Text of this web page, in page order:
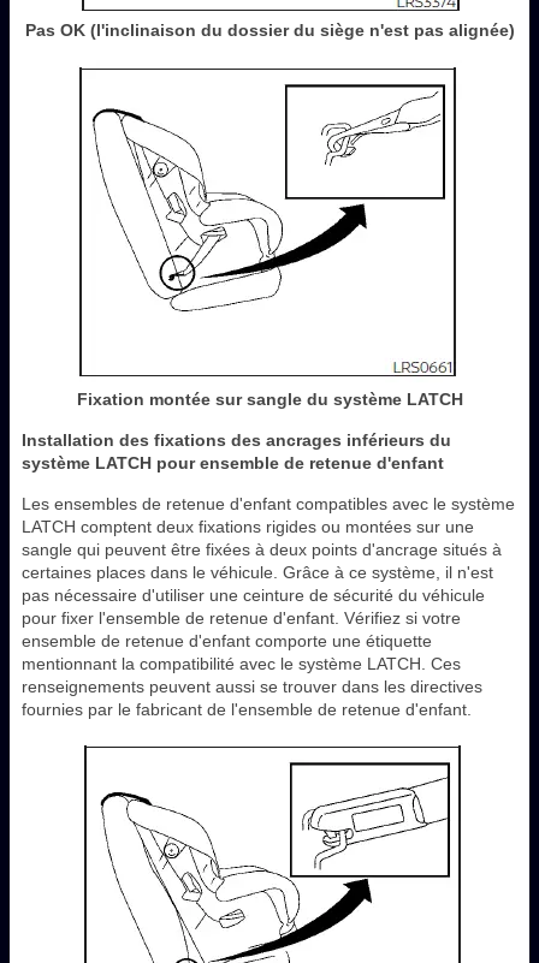
Pas OK (l'inclinaison du dossier du siège n'est pas alignée)
Fixation montée sur sangle du système LATCH
Installation des fixations des ancrages inférieurs du
système LATCH pour ensemble de retenue d'enfant
Les ensembles de retenue d'enfant compatibles avec le système
LATCH comptent deux fixations rigides ou montées sur une
sangle qui peuvent être fixées à deux points d'ancrage situés à
certaines places dans le véhicule. Grâce à ce système, il n'est
pas nécessaire d'utiliser une ceinture de sécurité du véhicule
pour fixer l'ensemble de retenue d'enfant. Vérifiez si votre
ensemble de retenue d'enfant comporte une étiquette
mentionnant la compatibilité avec le système LATCH. Ces
renseignements peuvent aussi se trouver dans les directives
fournies par le fabricant de l'ensemble de retenue d'enfant.